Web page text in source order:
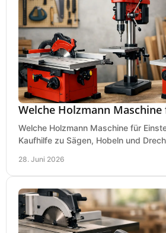
Welche Holzmann
Welche Holzmann Maschine für
Kaufhilfe zu Sägen, Hobeln und
28. Juni 2026